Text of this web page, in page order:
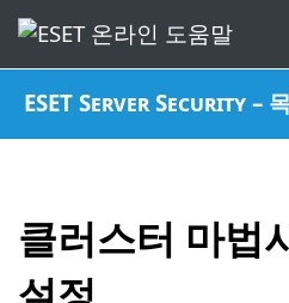
ESET Server Security –
클러스터 마법